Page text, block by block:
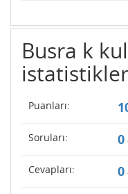
Busra k
istatistikler
Puanları:
Soruları: 0
Cevapları: 0